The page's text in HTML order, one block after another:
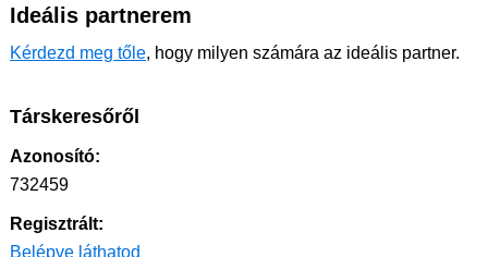
Ideális partnerem
Kérdezd meg tőle, hogy milyen számára az ideális partner.
Társkeresőről
Azonosító:
732459
Regisztrált:
Belépve láthatod